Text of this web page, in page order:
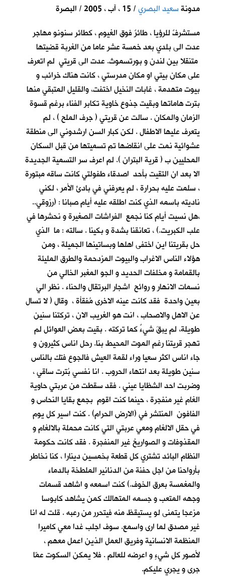
مدونةسعيد البصري/ 15 ، آب ، 2005 / البصرة
مستشرفٌ للرؤيا ، طائرٌ فوق الغيوم ، كطائر سنونو مهاجر
عدت الى بلدي بعد خمسة عشر عاما من الغربة قضيتها
متنقلا بين لندن و بورتسموث. عدت الى قريتي لم اتعرف
على مكان بيتي او مكان مدرستي ، كانت هناك خرائب و
بيوت متهدمة ، غابات النخيل اختفت، والقليل المتبقي منها
بترت هاماتها وبقيت جذوع خاوية تكابر الفناء برغم قسوة
الزمان والمكان . سالت عن قريتي ( جرف الملح ) ، لم
يتعرف عليها الاطفال . لكن كبار السن ارشدوني الى منطقة
عشوائية نمت على انقاضها تم تسميتها من قبل السكان
المحليين ب ( قرية البتران ). لم اعرف سر التسمية الجديدة
الا بعد ان التقيت بأحد اصدقاء طفولتي كانت ساقه مبتورة
، سلمت عليه بحرارة ، لم يعرفني في بادئ الأمر ، لكني
ناديته باسمه الذي كنت اطلقه عليه أيام صبانا : (رزوقي..
،هل نسيت أيام كنا نجمع الفراشات الصغيرة و نحشرها في
علب الكبريت.) ، تعانقنا بشدة و بكينا . سالته : ما الذي
حل بقريتنا اين اختفى اهلها وبساتينها الجميلة ، ومن
هؤلاء الناس الاغراب والبيوت المزدحمة والطرق المليئة
بالقمامة و مخلفات الحديد و الجو المغبر الخالي من
نسمات الانهار و روائح اشجار البرتقال والحناء . نظر الي
بعين واحدة فقد كانت عينه الاخرى مُفقأة ، وقال ( لا تسال
عن الاهل والاصحاب ، انت هو الغريب الان ، تركتنا سنين
طويلة، لم يبقَ شيءٌ كما تركته . بقيت بعض العوائل لم
تهجر قريتنا رغم الموت المحيط بنا. رحل اناس كثيرون و
جاء اناس اكثر سعيا وراء لقمة العيش فالجوع فتك بالناس
سنين طويلة بعد انتهاء الحروب . انا نفسي بُترت ساقي ،
وضربت احد الشظايا عيني . فقد سقطت من عربتي حاوية
الغام غير منفجرة ، حينما كنت اقوم بجمع بقايا النحاس و
الفافون المنتشر في (الارض الحرام) . كنت اسير كل يوم
في حقل الالغام ومعي عربتي التي كانت محملة بالالغام و
المقذوفات و الصواريخ غير المنفجرة . فقد كانت حكومة
النظام البائد تشتري كل قطعة بخمسين دينارا ، كنا نخاطر
بأرواحنا من اجل حفنة من الدنانير الملطخة بالدماء
والمغمسة بعرق الخوف.) كنت اسمعه و اشاهد قسمات
وجهه المتعب و جسمه المتهالك كمن يشاهد كابوسا
مزعجا يتمنى لو يستيقظ منه فيتحرر من رعبه . قلت له انا
غير مصدق لما ارى واسمع. سوف اجلب غدا معي كاميرا
المنظمة الانسانية وفريق العمل الذين اعمل معهم ،
لأصور كل شيءٍ و اعرضه للعالم . فلا يمكن السكوت عمّا
جرى و يجري عليكم.